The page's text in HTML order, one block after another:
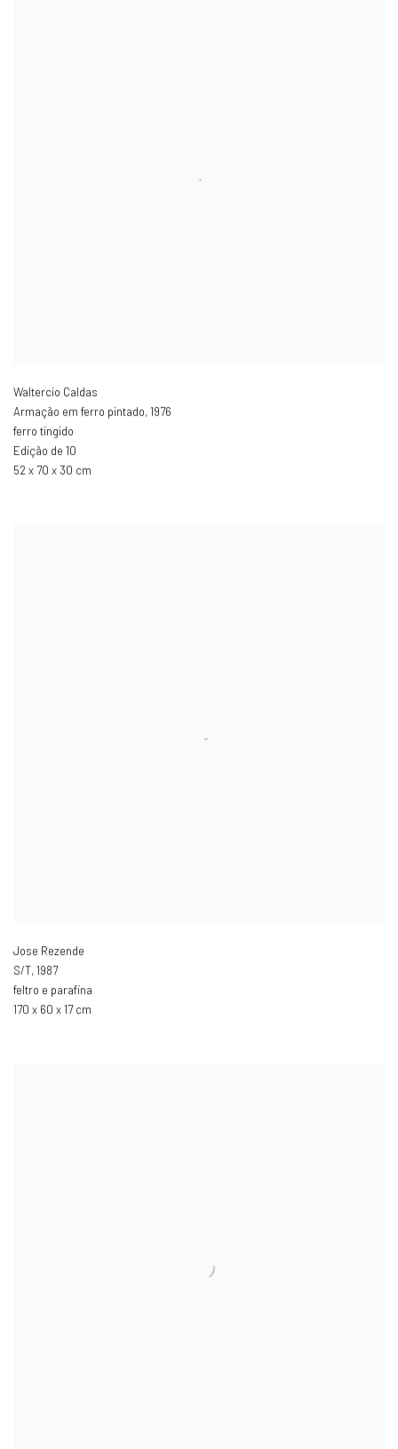
Waltercio Caldas
Armação em ferro pintado, 1976
ferro tingido
Edição de 10
52 x 70 x 30 cm
Jose Rezende
S/T, 1987
feltro e parafina
170 x 60 x 17 cm